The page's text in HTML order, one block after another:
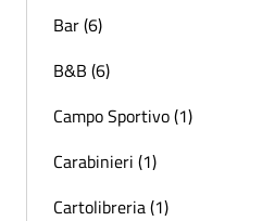
Bar (6)
B&B (6)
Campo Sportivo (1)
Carabinieri (1)
Cartolibreria (1)